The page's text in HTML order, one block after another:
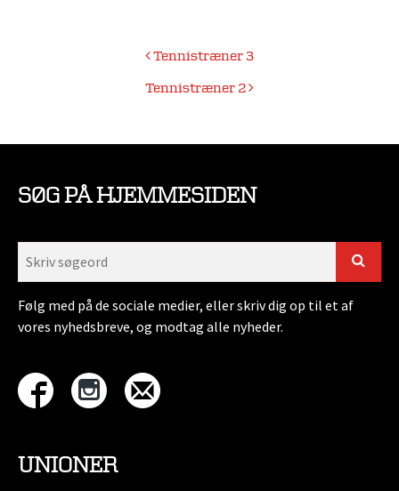
IndlægsnavigationTennistræner 3
Tennistræner 2
SØG PÅ HJEMMESIDEN
Følg med på de sociale medier, eller skriv dig op til et af
vores nyhedsbreve, og modtag alle nyheder.
UNIONER